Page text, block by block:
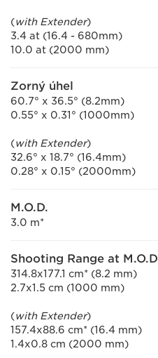
(with Extender)
3.4 at (16.4 - 680mm)
10.0 at (2000 mm)
Zorný úhel
60.7° x 36.5° (8.2mm)
0.55° x 0.31° (1000mm)
(with Extender)
32.6° x 18.7° (16.4mm)
0.28° x 0.15° (2000mm)
M.O.D.
3.0 m*
Shooting Range at M.O.D
314.8x177.1 cm* (8.2 mm)
2.7x1.5 cm (1000 mm)
(with Extender)
157.4x88.6 cm* (16.4 mm)
1.4x0.8 cm (2000 mm)